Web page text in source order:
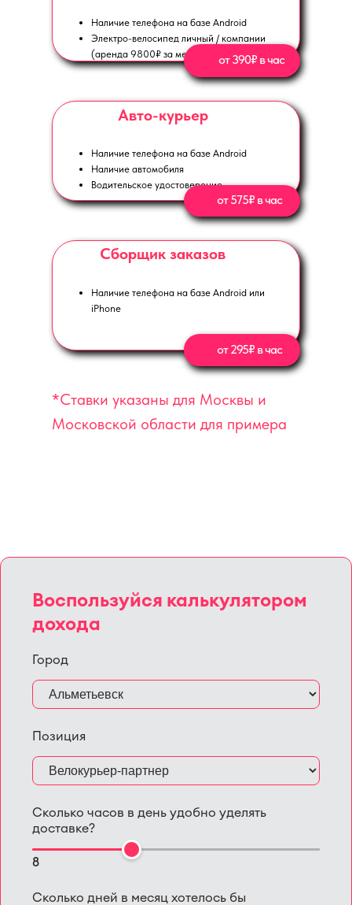
Сборщик заказов
Наличие телефона на базе Android или
iPhone
от 295₽ в час
Авто-курьер
Наличие телефона на базе Android
Наличие автомобиля
Водительское удостоверение
Наличие телефона на базе Android
Электро-велосипед личный / компании
(аренда 9800₽ за месяц)
от 575₽ в час
*Ставки указаны для Москвы и
Московской области для примера
от 390₽ в час
Воспользуйся калькулятором
дохода
Город
Позиция
Сколько часов в день удобно уделять
доставке?
8
Сколько дней в месяц хотелось бы